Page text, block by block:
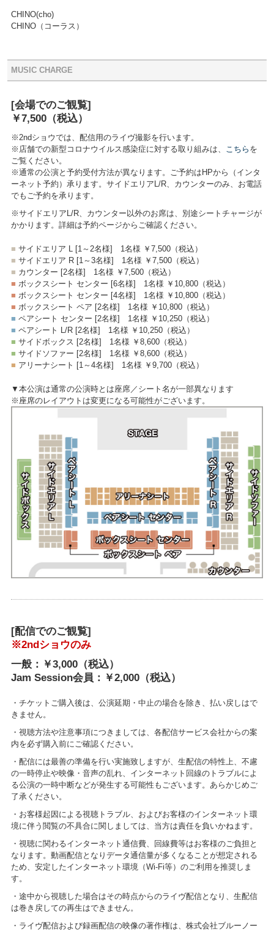
CHINO(cho)
CHINO（コーラス）
MUSIC CHARGE
[会場でのご観覧]
￥7,500 （税込）
※2ndショウでは、配信用のライヴ撮影を行います。
※店舗での新型コロナウイルス感染症に対する取り組みは、
こちら を
ご覧ください。
※通常の公演と予約受付方法が異なります。ご予約はHPから（インタ
ーネット予約）承ります。サイドエリアL/R、カウンターのみ、お電話
でもご予約を承ります。
※サイドエリアL/R、カウンター以外のお席は、別途シートチャージが
かかります。詳細は予約ページからご確認ください。
■ サイドエリア L [1～2名様] 1名様 ￥7,500 （税込）
■ サイドエリア R [1～3名様] 1名様 ￥7,500 （税込）
■ カウンター [2名様] 1名様 ￥7,500 （税込）
■ ボックスシート センター [6名様] 1名様 ￥10,800 （税込）
■ ボックスシート センター [4名様] 1名様 ￥10,800 （税込）
■ ボックスシート ペア [2名様] 1名様 ￥10,800 （税込）
■ ペアシート センター [2名様] 1名様 ￥10,250 （税込）
■ ペアシート L/R [2名様] 1名様 ￥10,250 （税込）
■ サイドボックス [2名様] 1名様 ￥8,600 （税込）
■ サイドソファー [2名様] 1名様 ￥8,600 （税込）
■ アリーナシート [1～4名様] 1名様 ￥9,700 （税込）
▼本公演は通常の公演時とは座席／シート名が一部異なります
※座席のレイアウトは変更になる可能性がございます。
[配信でのご観覧]
※2ndショウのみ
一般：￥3,000（税込）
Jam Session会員：￥2,000（税込）
・チケットご購入後は、公演延期・中止の場合を除き、払い戻しはで
きません。
・視聴方法や注意事項につきましては、各配信サービス会社からの案
内を必ず購入前にご確認ください。
・配信には最善の準備を行い実施致しますが、生配信の特性上、不慮
の一時停止や映像・音声の乱れ、インターネット回線のトラブルによ
る公演の一時中断などが発生する可能性もございます。あらかじめご
了承ください。
・お客様起因による視聴トラブル、およびお客様のインターネット環
境に伴う閲覧の不具合に関しましては、当方は責任を負いかねます。
・視聴に関わるインターネット通信費、回線費等はお客様のご負担と
なります。動画配信となりデータ通信量が多くなることが想定される
ため、安定したインターネット環境（Wi-Fi等）のご利用を推奨しま
す。
・途中から視聴した場合はその時点からのライヴ配信となり、生配信
は巻き戻しての再生はできません。
・ライヴ配信および録画配信の映像の著作権は、株式会社ブルーノー